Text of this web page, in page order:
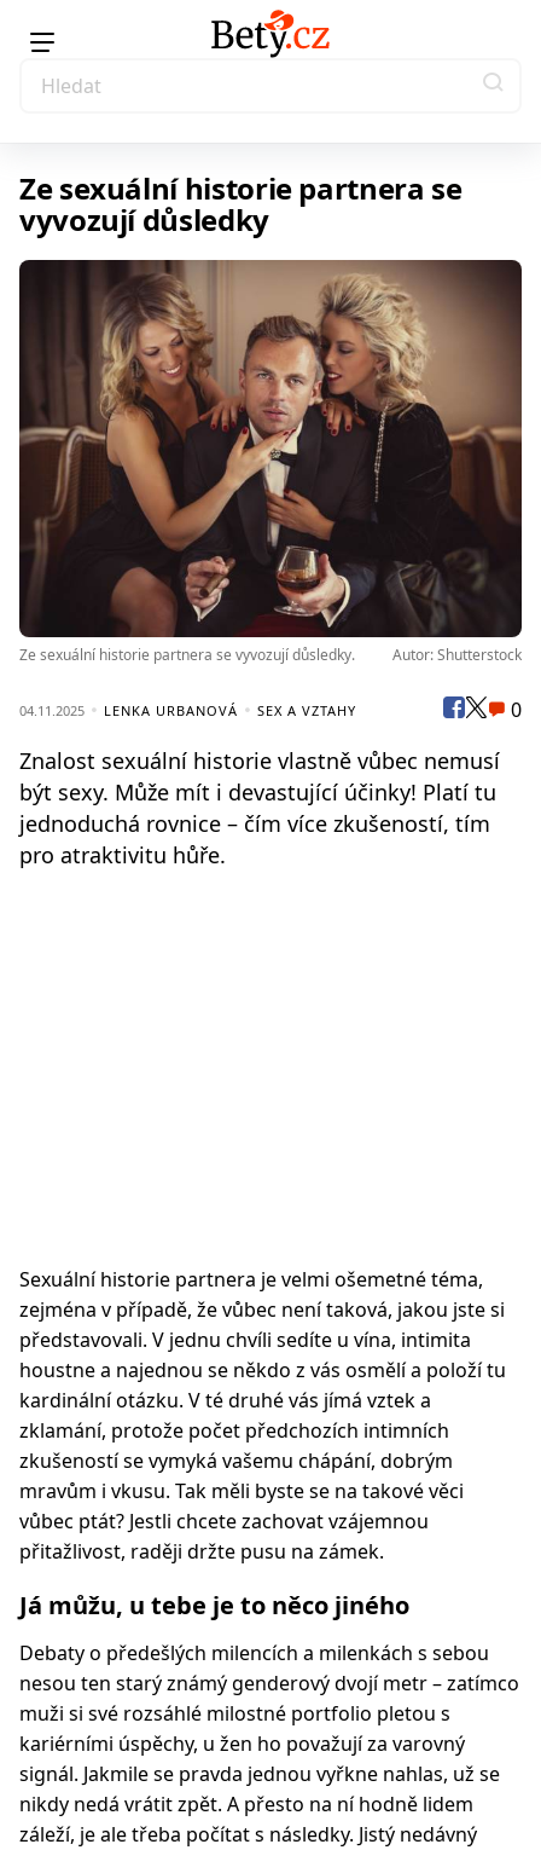
Ze sexuální historie partnera se
vyvozují důsledky
Ze sexuální historie partnera se vyvozují důsledky. Autor: Shutterstock
04.11.2025 LENKA URBANOVÁ SEX A VZTAHY 0
Znalost sexuální historie vlastně vůbec nemusí
být sexy. Může mít i devastující účinky! Platí tu
jednoduchá rovnice – čím více zkušeností, tím
pro atraktivitu hůře.
Sexuální historie partnera je velmi ošemetné téma,
zejména v případě, že vůbec není taková, jakou jste si
představovali. V jednu chvíli sedíte u vína, intimita
houstne a najednou se někdo z vás osmělí a položí tu
kardinální otázku. V té druhé vás jímá vztek a
zklamání, protože počet předchozích intimních
zkušeností se vymyká vašemu chápání, dobrým
mravům i vkusu. Tak měli byste se na takové věci
vůbec ptát? Jestli chcete zachovat vzájemnou
přitažlivost, raději držte pusu na zámek.
Já můžu, u tebe je to něco jiného
Debaty o předešlých milencích a milenkách s sebou
nesou ten starý známý genderový dvojí metr – zatímco
muži si své rozsáhlé milostné portfolio pletou s
kariérními úspěchy, u žen ho považují za varovný
signál. Jakmile se pravda jednou vyřkne nahlas, už se
nikdy nedá vrátit zpět. A přesto na ní hodně lidem
záleží, je ale třeba počítat s následky. Jistý nedávný